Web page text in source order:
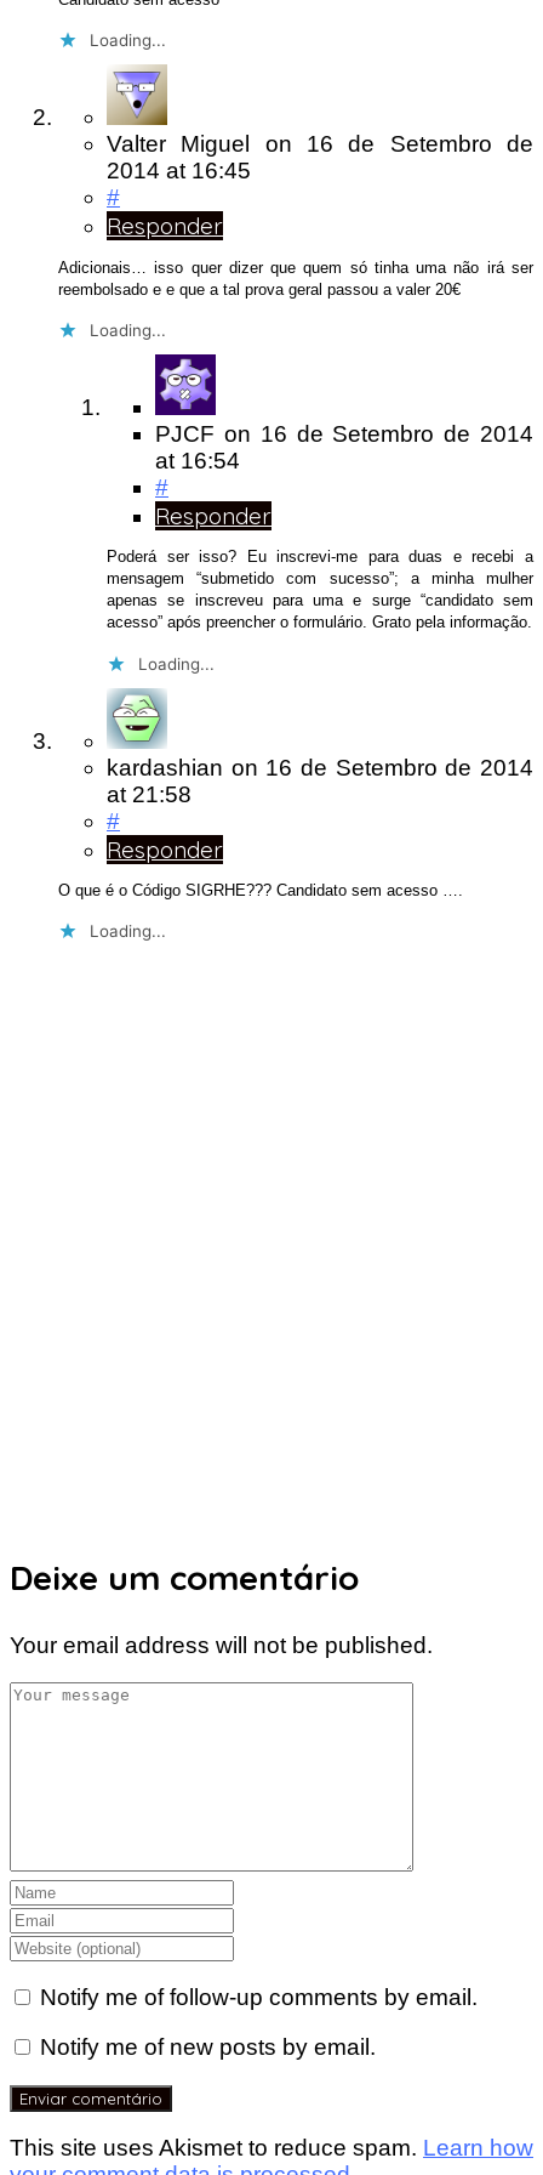
Loading...
Valter Miguel on 16 de Setembro de
2014 at 16:45
#
Responder
Adicionais… isso quer dizer que quem só tinha uma não irá ser
reembolsado e e que a tal prova geral passou a valer 20€
Loading...
PJCF on 16 de Setembro de 2014
at 16:54
#
Responder
Poderá ser isso? Eu inscrevi-me para duas e recebi a
mensagem “submetido com sucesso”; a minha mulher
apenas se inscreveu para uma e surge “candidato sem
acesso” após preencher o formulário. Grato pela informação.
Loading...
kardashian on 16 de Setembro de 2014
at 21:58
#
Responder
O que é o Código SIGRHE??? Candidato sem acesso ….
Loading...
Deixe um comentário
Your email address will not be published.
Notify me of follow-up comments by email.
Notify me of new posts by email.
This site uses Akismet to reduce spam. Learn how